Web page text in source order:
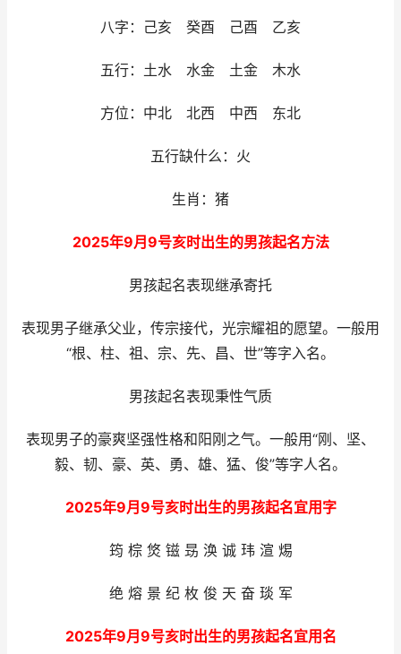
八字：己亥 癸酉 己酉 乙亥
五行：土水 水金 土金 木水
方位：中北 北西 中西 东北
五行缺什么：火
生肖：猪
2025年9月9号亥时出生的男孩起名方法
男孩起名表现继承寄托
表现男子继承父业，传宗接代，光宗耀祖的愿望。一般用
“根、柱、祖、宗、先、昌、世”等字入名。
男孩起名表现秉性气质
表现男子的豪爽坚强性格和阳刚之气。一般用“刚、坚、
毅、韧、豪、英、勇、雄、猛、俊”等字人名。
2025年9月9号亥时出生的男孩起名宜用字
筠 棕 焂 镃 昮 涣 诚 玮 渲 焬
绝 熔 景 纪 枚 俊 天 奋 琰 军
2025年9月9号亥时出生的男孩起名宜用名